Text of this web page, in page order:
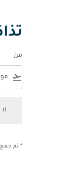
من
flight_takeoff
* تم جمع الأسعار